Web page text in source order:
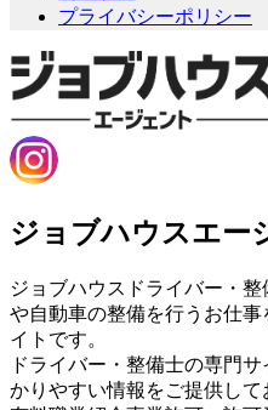
プライバシーポリシー
ジョブハウスエー
ジョブハウスドライバー・
や自動車の整備を行うお仕
イトです。
ドライバー・整備士の専門
かりやすい情報をご提供して